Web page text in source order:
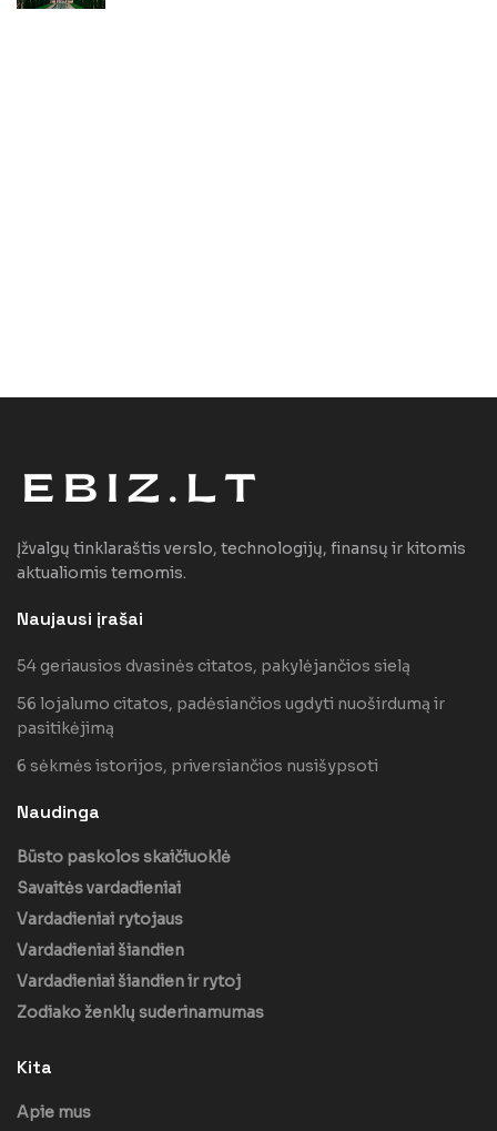
Įžvalgų tinklaraštis verslo, technologijų, finansų ir kitomis
aktualiomis temomis.
Naujausi įrašai
54 geriausios dvasinės citatos, pakylėjančios sielą
56 lojalumo citatos, padėsiančios ugdyti nuoširdumą ir
pasitikėjimą
6 sėkmės istorijos, priversiančios nusišypsoti
Naudinga
Būsto paskolos skaičiuoklė
Savaitės vardadieniai
Vardadieniai rytojaus
Vardadieniai šiandien
Vardadieniai šiandien ir rytoj
Zodiako ženklų suderinamumas
Kita
Apie mus